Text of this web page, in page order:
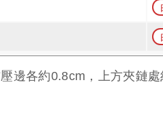
邊各約0.8cm，上方夾鏈處